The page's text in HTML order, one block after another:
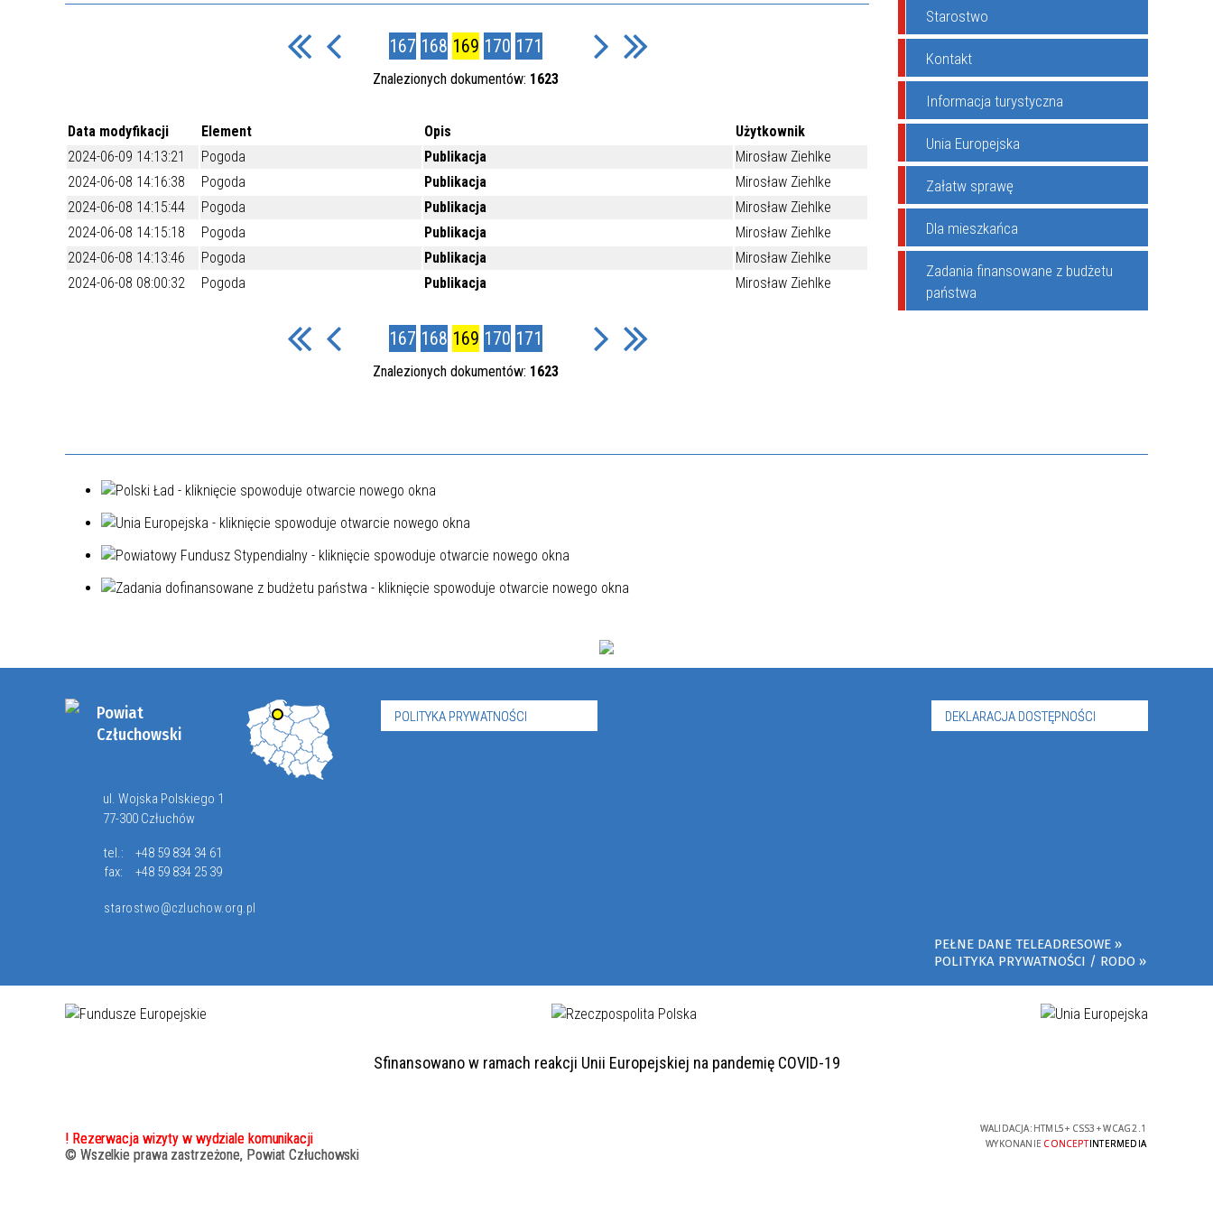
167 168 169 170 171
Znalezionych dokumentów: 1623
Data modyfikacji Element Opis
Użytkownik
2024-06-09 14:13:21
Pogoda Publikacja
Mirosław Ziehlke
2024-06-08 14:16:38
Pogoda Publikacja
Mirosław Ziehlke
2024-06-08 14:15:44
Pogoda Publikacja
Mirosław Ziehlke
2024-06-08 14:15:18
Pogoda Publikacja
Mirosław Ziehlke
2024-06-08 14:13:46
Pogoda Publikacja
Mirosław Ziehlke
2024-06-08 08:00:32
Pogoda Publikacja Mirosław Ziehlke
167 168 169 170 171
Znalezionych dokumentów: 1623
Starostwo
Kontakt
Informacja turystyczna
Unia Europejska
Załatw sprawę
Dla mieszkańca
Zadania finansowane z budżetu
państwa
Powiat
Człuchowski
ul. Wojska Polskiego 1
77-300 Człuchów
tel.:
+48 59 834 34 61
fax:
+48 59 834 25 39
starostwo@czluchow.org.pl
POLITYKA PRYWATNOŚCI DEKLARACJA DOSTĘPNOŚCI
PEŁNE DANE TELEADRESOWE
POLITYKA PRYWATNOŚCI / RODO
Sfinansowano w ramach reakcji Unii Europejskiej na pandemię COVID-19
! Rezerwacja wizyty w wydziale komunikacji
© Wszelkie prawa zastrzeżone, Powiat Człuchowski
WALIDACJA: HTML5+ CSS3 +WCAG 2.1
WYKONANIE CONCEPTINTERMEDIA